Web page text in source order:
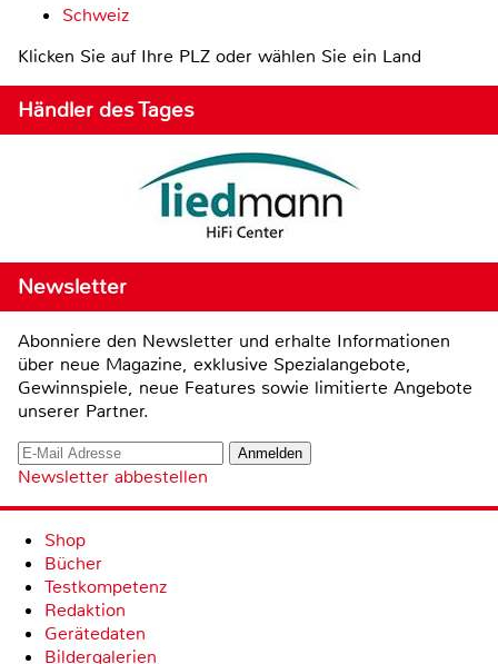
Schweiz
Klicken Sie auf Ihre PLZ oder wählen Sie ein Land
Händler des Tages
Newsletter
Abonniere den Newsletter und erhalte Informationen
über neue Magazine, exklusive Spezialangebote,
Gewinnspiele, neue Features sowie limitierte Angebote
unserer Partner.
Newsletter abbestellen
Shop
Bücher
Testkompetenz
Redaktion
Gerätedaten
Bildergalerien